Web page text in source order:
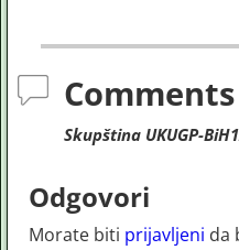
Comments
Skupština UKUGP-
Odgovori
Morate biti prijavljeni da